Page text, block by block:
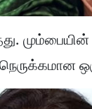
மும்பையின்